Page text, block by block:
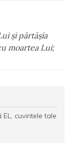
şi părtăşia
moartea Lui;
cuvintele tale